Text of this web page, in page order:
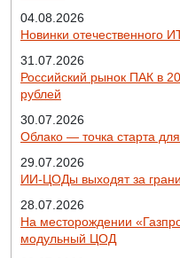
04.08.2026
Новинки отечественного
31.07.2026
Российский рынок ПАК в
рублей
30.07.2026
Облако — точка старта
29.07.2026
ИИ-ЦОДы выходят за
28.07.2026
На месторождении
модульный ЦОД